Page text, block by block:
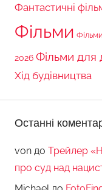
Фантастичні
Фільми
2026 Фільми для
Хід будівництва
Останні
von до Трейлер
про суд над